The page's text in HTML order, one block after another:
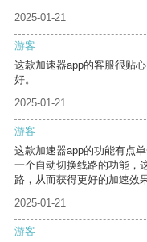
2025-01-21
游客
这款加速器app的客服很贴
好。
2025-01-21
游客
这款加速器app的功能有点
一个自动切换线路的功能，
路，从而获得更好的加速效果
2025-01-21
游客